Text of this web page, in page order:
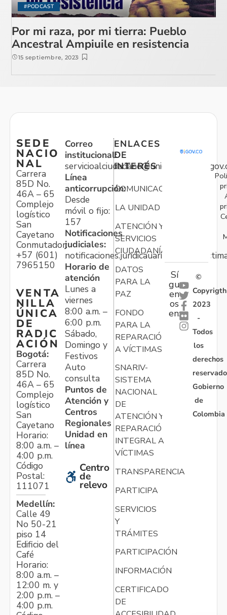
#PODCAST
Por mi raza, por mi tierra: Pueblo
Ancestral Ampiuile en resistencia
15 septiembre, 2023
SEDE
NACIO
NAL
Carrera
85D No.
46A – 65
Complejo
logístico
San
Cayetano
Conmutador:
+57 (601)
7965150
VENTA
NILLA
ÚNICA
DE
RADIC
ACIÓN
Bogotá:
Carrera
85D No.
46A – 65
Complejo
logístico
San
Cayetano
Horario:
8:00 a.m. –
4:00 p.m.
Código
Postal:
111071
Medellín:
Calle 49
No 50-21
piso 14
Edificio del
Café
Horario:
8:00 a.m. –
12:00 m. y
2:00 p.m. –
4:00 p.m.
Correo
institucional:
Línea
anticorrupción:
Desde
móvil o fijo:
157
Notificaciones
judiciales:
Horario de
atención
Lunes a
viernes
8:00 a.m. –
6:00 p.m.
Sábado,
Domingo y
Festivos
Auto
consulta
Puntos de
Atención y
Centros
Regionales
Unidad en
línea
Centro
de
relevo
ENLACES
DE
INTERÉS
COMUNICACIONES
LA UNIDAD
ATENCIÓN Y
SERVICIOS
CIUDADANÍA
DATOS
PARA LA
PAZ
FONDO
PARA LA
REPARACIÓN
A VÍCTIMAS
SNARIV-
SISTEMA
NACIONAL
DE
ATENCIÓN Y
REPARACIÓN
INTEGRAL A
VÍCTIMAS
TRANSPARENCIA
PARTICIPA
SERVICIOS
Y
TRÁMITES
PARTICIPACIÓN
INFORMACIÓN
CERTIFICADO
DE
Sí
gu
en
os
en:
©
Copyrigth
2023
-
Todos
los
derechos
Gobierno
de
Colombia